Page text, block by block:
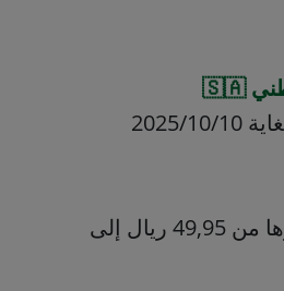
💢الثريات تبدأ أسعارها من 49,95 ريال إلى